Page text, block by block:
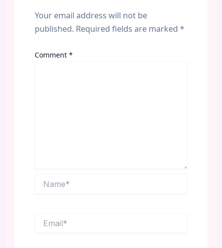
Your email address will not be
published. Required fields are marked *
Comment *